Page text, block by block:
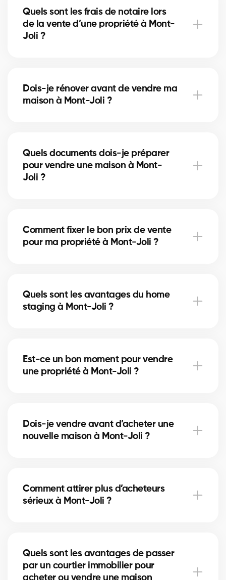
utilisent des stratégies de mise en marché pour
réduire les délais de vente.
Quels sont les frais de notaire lors
de la vente d’une propriété à Mont-
Joli ?
l’hypothèque. Nos courtiers peuvent vous aider à
planifier ces coûts.
Dois-je rénover avant de vendre ma
maison à Mont-Joli ?
peuvent augmenter la valeur perçue. Nos experts
vous indiquent les améliorations utiles.
Quels documents dois-je préparer
pour vendre une maison à Mont-
Joli ?
courtiers à Mont-Joli vous guident pour rassembler
les documents nécessaires.
Comment fixer le bon prix de vente
pour ma propriété à Mont-Joli ?
prix compétitif qui attire des acheteurs sérieux.
Quels sont les avantages du home
staging à Mont-Joli ?
accélérer la vente et augmenter le prix obtenu.
Est-ce un bon moment pour vendre
une propriété à Mont-Joli ?
vous conseillent selon les tendances actuelles.
Dois-je vendre avant d’acheter une
nouvelle maison à Mont-Joli ?
de manquer une opportunité. Nos courtiers vous
aident à choisir la bonne stratégie.
Comment attirer plus d’acheteurs
sérieux à Mont-Joli ?
augmentent vos chances d’attirer des acheteurs
motivés.
Quels sont les avantages de passer
par un courtier immobilier pour
acheter ou vendre une maison